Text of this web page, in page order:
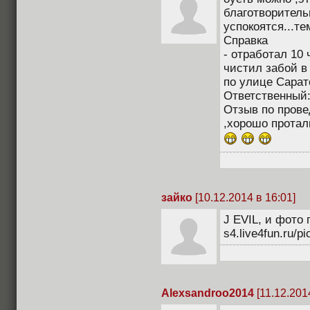
Справка
- отработал 10
чистил забой
по улице
Отзыв по
,хорошо
зайко [10.12.2014 в 16:01]
J EVIL, и фото
s4.live4fun.ru/
Alexsandroo2014